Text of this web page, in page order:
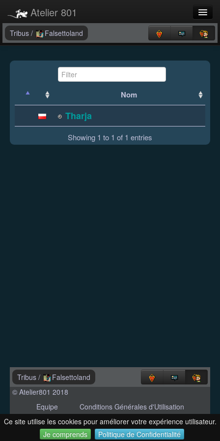
Ce site utilise les cookies pour améliorer votre expérience utilisateur.
Je comprends
Politique de Confidentialité
Atelier 801
Forums
Langue
Tribus / Falsettoland
Nom
Tharja
Showing 1 to 1 of 1 entries
Tribus /
Falsettoland
© Atelier801 2018
Equipe
Conditions Générales d'Utilisation
Politique de Confidentialité
Contact
Version 1.27